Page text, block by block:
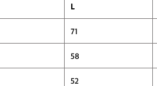
L
71
58
52